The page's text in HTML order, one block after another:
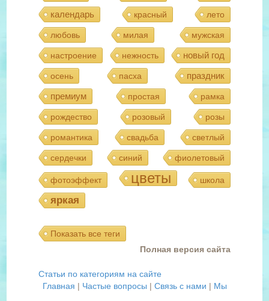
календарь красный лето
любовь милая мужская
настроение нежность новый год
осень пасха
праздник
премиум
простая рамка
рождество розовый розы
романтика свадьба светлый
сердечки синий фиолетовый
фотоэффект цветы школа
яркая
Показать все теги
Полная версия сайта
Статьи по категориям на сайте
Главная | Частые вопросы | Связь с нами | Мы